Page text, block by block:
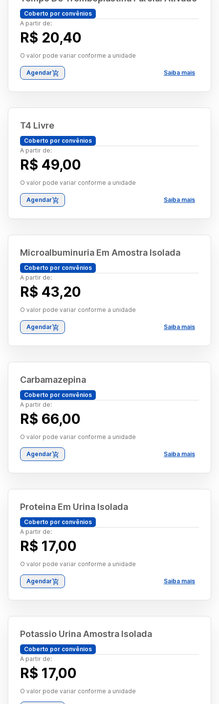
Coberto por convênios
A partir de:
R$ 20,40
O valor pode variar conforme a unidade
Agendar Saiba mais
T4 Livre
Coberto por convênios
A partir de:
R$ 49,00
O valor pode variar conforme a unidade
Agendar Saiba mais
Microalbuminuria Em Amostra Isolada
Coberto por convênios
A partir de:
R$ 43,20
O valor pode variar conforme a unidade
Agendar Saiba mais
Carbamazepina
Coberto por convênios
A partir de:
R$ 66,00
O valor pode variar conforme a unidade
Agendar Saiba mais
Proteina Em Urina Isolada
Coberto por convênios
A partir de:
R$ 17,00
O valor pode variar conforme a unidade
Agendar Saiba mais
Potassio Urina Amostra Isolada
Coberto por convênios
A partir de:
R$ 17,00
O valor pode variar conforme a unidade